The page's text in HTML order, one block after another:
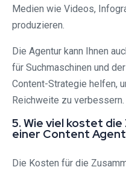
Medien wie Videos,
produzieren.
Die Agentur kann Ihnen
für Suchmaschinen und
Content-Strategie helfen,
Reichweite zu verbessern.
5. Wie viel kostet
einer Content
Die Kosten für die